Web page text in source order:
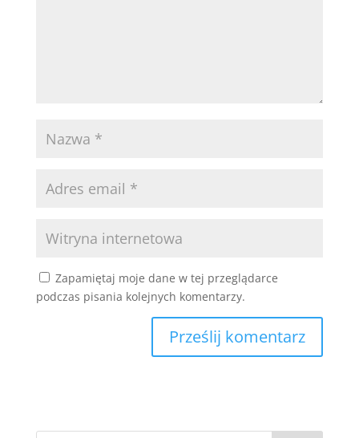
Zapamiętaj moje dane w tej przeglądarce
podczas pisania kolejnych komentarzy.